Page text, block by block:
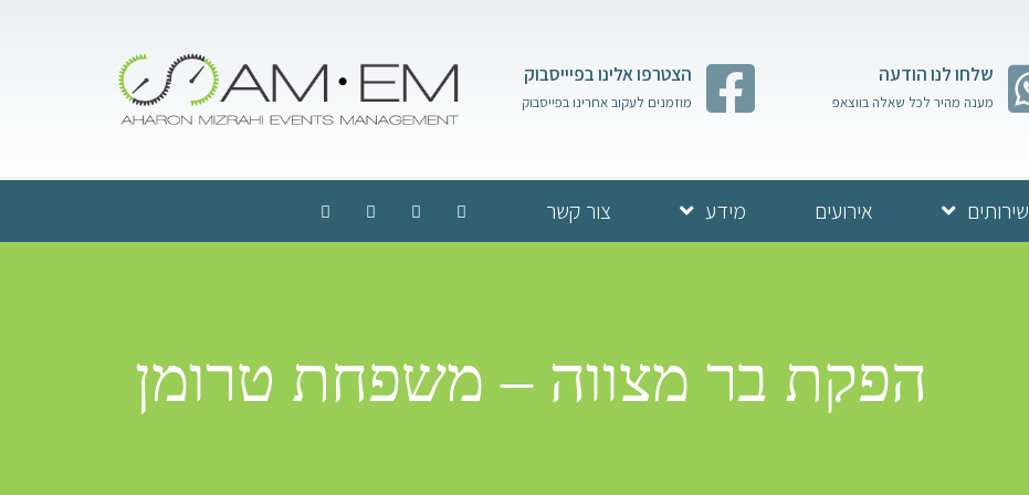
שלחו לנו הודעה
מענה מהיר לכל שאלה בווצאפ
הצטרפו אלינו בפיייסבוק
מוזמנים לעקוב אחרינו בפייסבוק
שירותים אירועים מידע צור קשר
הפקת בר מצווה – משפחת טרומן